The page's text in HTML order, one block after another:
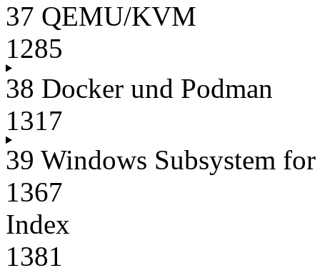
37 QEMU/KVM
1285
38 Docker und Podman
1317
39 Windows Subsystem
1367
Index
1381